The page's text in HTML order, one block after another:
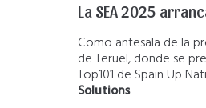
La SEA 2025
Como antesala de la
de Teruel, donde se
Top101 de Spain Up
Solutions.